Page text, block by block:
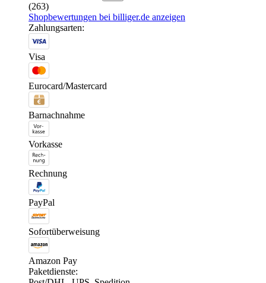
(263)
Shopbewertungen bei billiger.de anzeigen
Zahlungsarten:
Visa
Eurocard/Mastercard
Barnachnahme
Vorkasse
Rechnung
PayPal
Sofortüberweisung
Amazon Pay
Paketdienste: